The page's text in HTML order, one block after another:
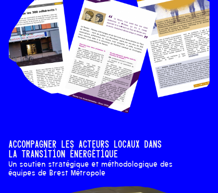
Accompagner les acteurs locaux dans
la transition énergétique
Un soutien stratégique et méthodologique des
équipes de Brest Métropole